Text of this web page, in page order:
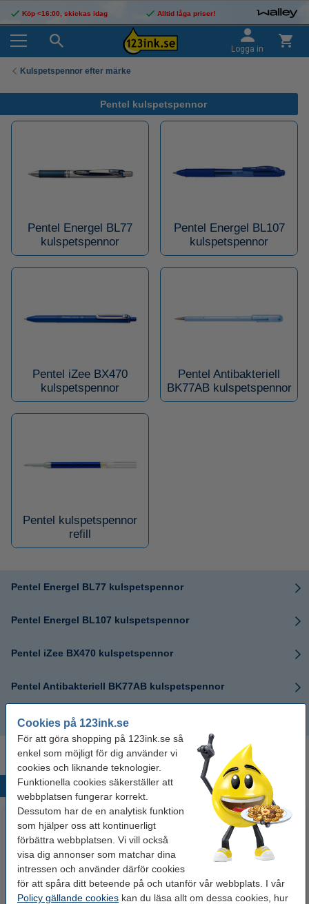
Cookies på 123ink.se
För att göra shopping på 123ink.se så
enkel som möjligt för dig använder vi
cookies och liknande teknologier.
Funktionella cookies säkerställer att
webbplatsen fungerar korrekt.
Dessutom har de en analytisk funktion
som hjälper oss att kontinuerligt
förbättra webbplatsen. Vi vill också
visa dig annonser som matchar dina
intressen och använder därför cookies
för att spåra ditt beteende på och utanför vår webbplats. I vår
Policy gällande cookies kan du läsa allt om dessa cookies, hur
Köp <16:00, skickas idag Alltid låga priser!
Logga in
Kulspetspennor efter märke
Pentel kulspetspennor
Pentel Energel BL77
kulspetspennor
Pentel Energel BL107
kulspetspennor
Pentel iZee BX470
kulspetspennor
Pentel Antibakteriell
BK77AB kulspetspennor
Pentel kulspetspennor
refill
Pentel Energel BL77 kulspetspennor
Pentel Energel BL107 kulspetspennor
Pentel iZee BX470 kulspetspennor
Pentel Antibakteriell BK77AB kulspetspennor
Pentel kulspetspennor refill
Populära produkter